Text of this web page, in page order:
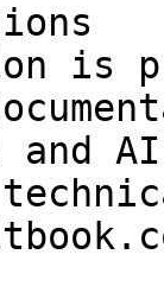
is
and